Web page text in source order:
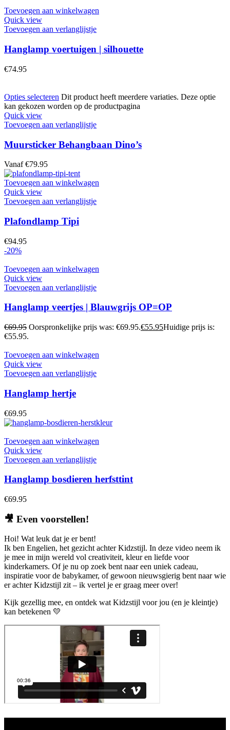
Toevoegen aan winkelwagen
Quick view
Toevoegen aan verlanglijstje
Hanglamp voertuigen | silhouette
€74.95
Opties selecteren Dit product heeft meerdere variaties. Deze optie
kan gekozen worden op de productpagina
Quick view
Toevoegen aan verlanglijstje
Muursticker Behangbaan Dino’s
Vanaf €79.95
Toevoegen aan winkelwagen
Quick view
Toevoegen aan verlanglijstje
Plafondlamp Tipi
€94.95
-20%
Toevoegen aan winkelwagen
Quick view
Toevoegen aan verlanglijstje
Hanglamp veertjes | Blauwgrijs OP=OP
€69.95 Oorspronkelijke prijs was: €69.95.€55.95Huidige prijs is:
€55.95.
Toevoegen aan winkelwagen
Quick view
Toevoegen aan verlanglijstje
Hanglamp hertje
€69.95
Toevoegen aan winkelwagen
Quick view
Toevoegen aan verlanglijstje
Hanglamp bosdieren herfsttint
€69.95
🎥 Even voorstellen!
Hoi! Wat leuk dat je er bent!
Ik ben Engelien, het gezicht achter Kidzstijl. In deze video neem ik
je mee in mijn wereld vol creativiteit, kleur en liefde voor
kinderkamers. Of je nu op zoek bent naar een uniek cadeau,
inspiratie voor de babykamer, of gewoon nieuwsgierig bent naar wie
er achter Kidzstijl zit – ik vertel je er graag meer over!
Kijk gezellig mee, en ontdek wat Kidzstijl voor jou (en je kleintje)
kan betekenen 💛